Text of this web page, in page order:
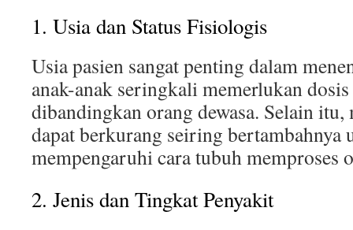
1. Usia dan Status Fisiologis
Usia pasien sangat penting dalam
anak-anak seringkali memerlukan
dibandingkan orang dewasa. Selain itu,
dapat berkurang seiring bertambahnya
mempengaruhi cara tubuh memproses
2. Jenis dan Tingkat Penyakit